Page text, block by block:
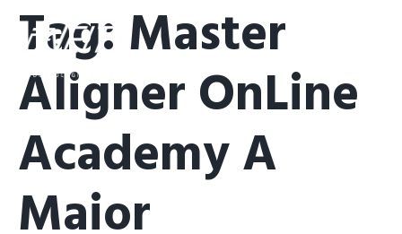
Tag: Master
Aligner OnLine
Academy A
Maior